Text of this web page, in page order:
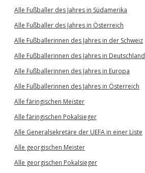
Alle Fußballer des Jahres in Südamerika
Alle Fußballer des Jahres in Österreich
Alle Fußballerinnen des Jahres in der Schweiz
Alle Fußballerinnen des Jahres in Deutschland
Alle Fußballerinnen des Jahres in Europa
Alle Fußballerinnen des Jahres in Österreich
Alle färingischen Meister
Alle färingischen Pokalsieger
Alle Generalsekretäre der UEFA in einer Liste
Alle georgischen Meister
Alle georgischen Pokalsieger